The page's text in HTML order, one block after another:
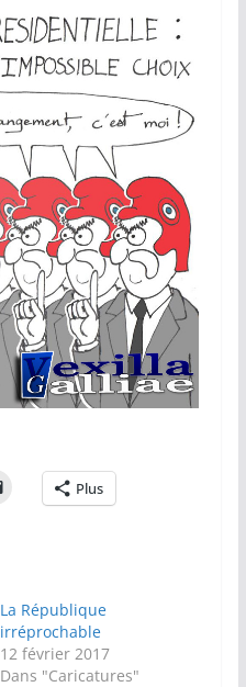
Plus
La République
irréprochable
12 février 2017
Dans "Caricatures"